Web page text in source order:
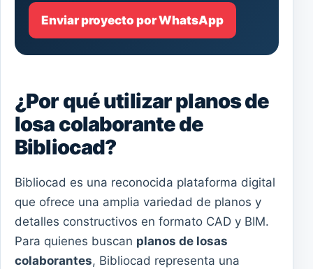
Enviar proyecto por WhatsApp
¿Por qué utilizar planos de
losa colaborante de
Bibliocad?
Bibliocad es una reconocida plataforma digital
que ofrece una amplia variedad de planos y
detalles constructivos en formato CAD y BIM.
Para quienes buscan planos de losas
colaborantes, Bibliocad representa una